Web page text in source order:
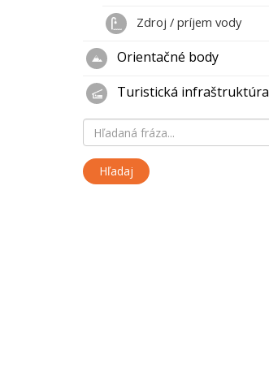
Zdroj / príjem vody
Orientačné body
Turistická infraštruktúra